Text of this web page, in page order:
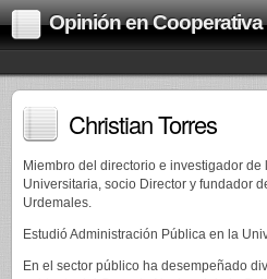
Opinión en Cooperativa
Christian Torres
Miembro del directorio e investigador
Universitaria, socio Director y fundador
Urdemales.
Estudió Administración Pública en la
En el sector público ha desempeñado